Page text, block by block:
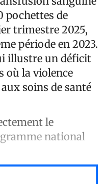
pochettes de
trimestre 2025,
période en 2023.
illustre un déficit
où la violence
soins de santé
le
national